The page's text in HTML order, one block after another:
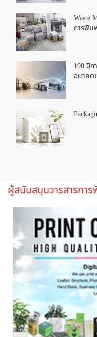
Waste
การพิม
190 ปี
อนาคต
ผู้สนับสนุนวารสารกา